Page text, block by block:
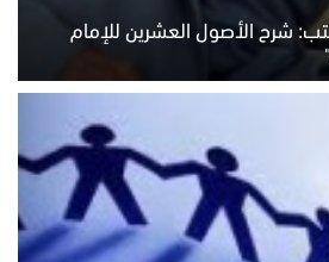
شرح الأصول العشرين للإمام